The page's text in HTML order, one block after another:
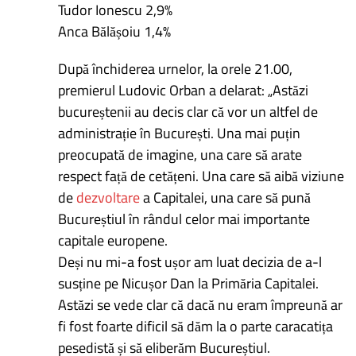
Tudor Ionescu 2,9%
Anca Bălășoiu 1,4%
După închiderea urnelor, la orele 21.00,
premierul Ludovic Orban a delarat: „Astăzi
bucureștenii au decis clar că vor un altfel de
administrație în București. Una mai puțin
preocupată de imagine, una care să arate
respect față de cetățeni. Una care să aibă viziune
dedezvoltarea Capitalei, una care să pună
Bucureștiul în rândul celor mai importante
capitale europene.
Deși nu mi-a fost ușor am luat decizia de a-l
susține pe Nicușor Dan la Primăria Capitalei.
Astăzi se vede clar că dacă nu eram împreună ar
fi fost foarte dificil să dăm la o parte caracatița
pesedistă și să eliberăm Bucureștiul.